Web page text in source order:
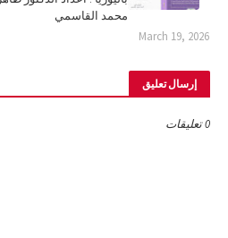
محمد القاسمي
March 19, 2026
إرسال تعليق
0 تعليقات